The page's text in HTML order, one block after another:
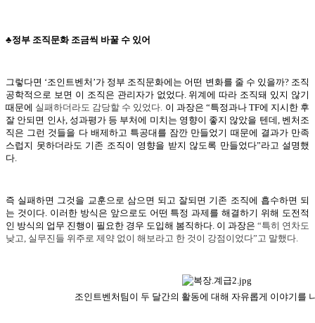
♣정부 조직문화 조금씩 바꿀 수 있어
그렇다면 ‘조인트벤처’가 정부 조직문화에는 어떤 변화를 줄 수 있을까? 조직
공학적으로 보면 이 조직은 관리자가 없었다. 위계에 따라 조직돼 있지 않기
때문에 실패하더라도 감당할 수 있었다. 이 과장은 “특정과나 TF에 지시한 후
잘 안되면 인사, 성과평가 등 부처에 미치는 영향이 좋지 않았을 텐데, 벤처조
직은 그런 것들을 다 배제하고 특공대를 잠깐 만들었기 때문에 결과가 만족
스럽지 못하더라도 기존 조직이 영향을 받지 않도록 만들었다”라고 설명했
다.
즉 실패하면 그것을 교훈으로 삼으면 되고 잘되면 기존 조직에 흡수하면 되
는 것이다. 이러한 방식은 앞으로도 어떤 특정 과제를 해결하기 위해 도전적
인 방식의 업무 진행이 필요한 경우 도입해 봄직하다. 이 과장은 “특히 연차도
낮고, 실무진들 위주로 제약 없이 해보라고 한 것이 강점이었다”고 말했다.
조인트벤처팀이 두 달간의 활동에 대해 자유롭게 이야기를